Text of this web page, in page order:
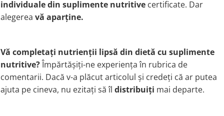
individuale din suplimente nutritive certificate. Dar
alegerea vă aparține.
Vă completați nutrienții lipsă din dietă cu suplimente
nutritive?Împărtășiți-ne experiența în rubrica de
comentarii. Dacă v-a plăcut articolul și credeți că ar putea
ajuta pe cineva, nu ezitați să îl distribuiți mai departe.